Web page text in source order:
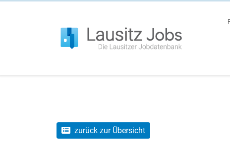
zurück zur Übersicht